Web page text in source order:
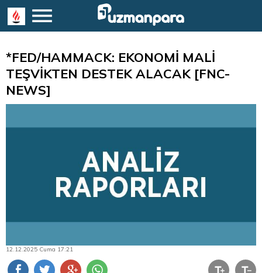
*FED/HAMMACK: EKONOMİ MALİ
TEŞVİKTEN DESTEK ALACAK [FNC-
NEWS]
12.12.2025 Cuma 17:21